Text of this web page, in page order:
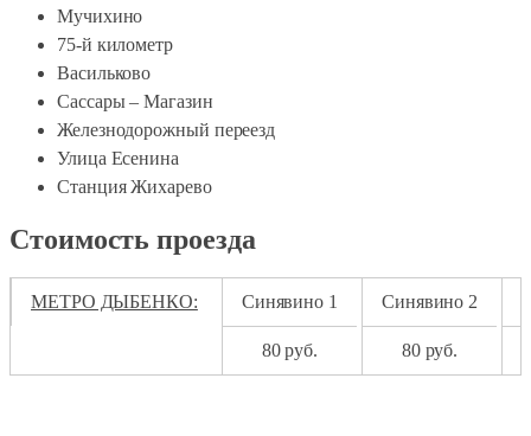
Мучихино
75-й километр
Васильково
Сассары – Магазин
Железнодорожный переезд
Улица Есенина
Станция Жихарево
Стоимость проезда
МЕТРО ДЫБЕНКО: Синявино 1
80 руб.
Синявино 2
80 руб.